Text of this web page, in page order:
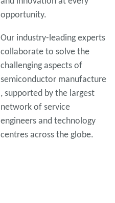
opportunity.
Our industry-leading experts
collaborate to solve the
challenging aspects of
semiconductor manufacture
, supported by the largest
network of service
engineers and technology
centres across the globe.